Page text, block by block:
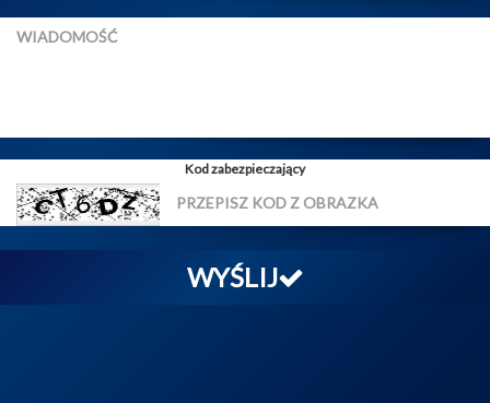
Kod zabezpieczający
WYŚLIJ